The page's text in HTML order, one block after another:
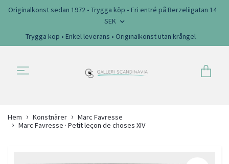
Originalkonst sedan 1972 • Trygga köp • Fri entré på Berzeliigatan 14
SEK
Trygga köp • Enkel leverans • Originalkonst utan krångel
Hem Konstnärer
Marc Favresse
Marc Favresse · Petit leçon de choses XIV